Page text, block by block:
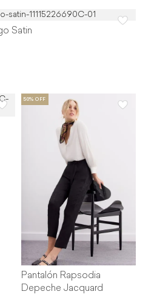
Satin
Pantalón Rapsodia
Depeche Jacquard